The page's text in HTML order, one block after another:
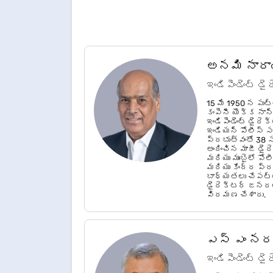
అనమి
ఇండిపెండెంట్
15 మే 1950 న
కంపెనీ యొక్క
ఇండిపెండెంట్
ఇండియన్ పోలీస్
ప్రభుత్వంతో 38
అందించిన మాజీ
మరియు ముంబైలో
మరియు కేంద్ర
బాధ్యతలు
డైరెక్టర్
విరమణ చేశారు.
ఎస్ ఎం
ఇండిపెండెంట్